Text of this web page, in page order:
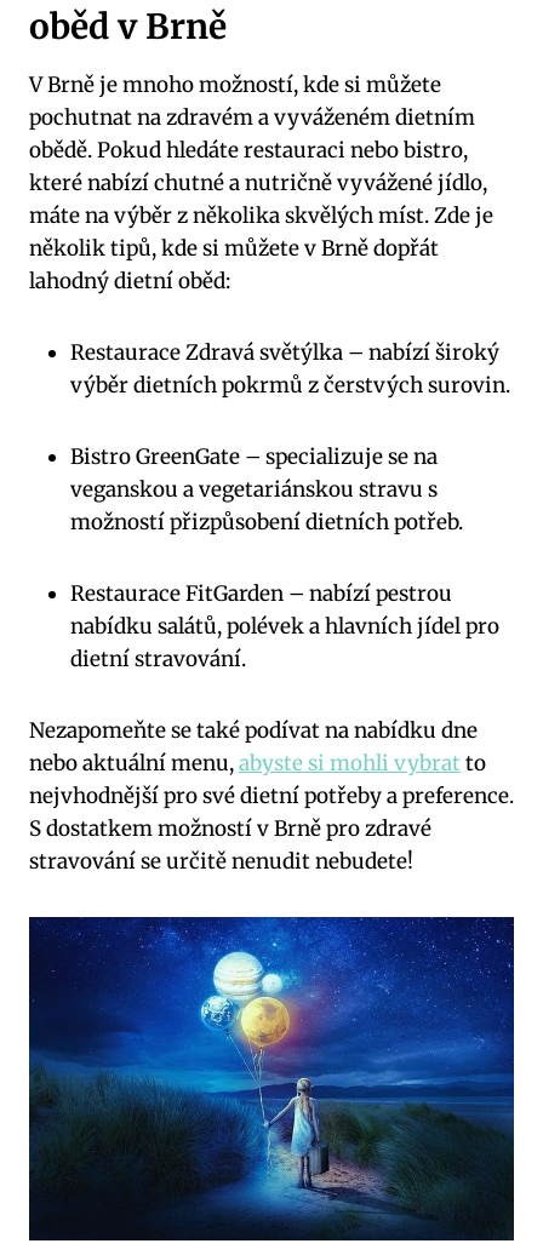
oběd v Brně
V ⁤Brně je mnoho možností, kde si můžete
pochutnat na zdravém a vyváženém dietním
obědě. Pokud hledáte restauraci nebo⁣ bistro,
které nabízí chutné a nutričně vyvážené jídlo,
máte ‌na výběr z několika skvělých míst. Zde je
několik tipů, kde si‍ můžete v Brně dopřát
lahodný dietní ​oběd:
Restaurace Zdravá světýlka – nabízí široký
výběr‍ dietních pokrmů z čerstvých surovin.
Bistro GreenGate – specializuje se na
veganskou a vegetariánskou stravu s
možností​ přizpůsobení dietních‌ potřeb.
Restaurace FitGarden‌ – nabízí pestrou‍
nabídku salátů, polévek a hlavních jídel pro
dietní stravování.
Nezapomeňte se také​ podívat na nabídku dne
nebo aktuální menu,abyste si mohli vybrat to
nejvhodnější pro své dietní⁢ potřeby a preference.
S dostatkem možností v Brně pro‌ zdravé
stravování se určitě nenudit nebudete!